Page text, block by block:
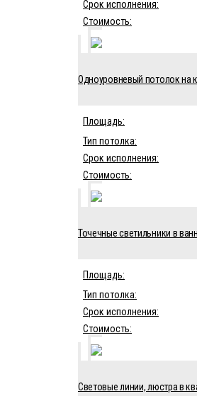
Срок исполнения:
Стоимость:
Одноуровневый потолок на
Площадь:
Тип потолка:
Срок исполнения:
Стоимость:
Точечные светильники в
Площадь:
Тип потолка:
Срок исполнения:
Стоимость:
Световые линии, люстра в